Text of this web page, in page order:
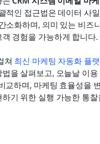
적인 접근법은 데이터 사
소화하며, 의미 있는 비즈
경험을 가능하게 합니다.
쳐 최신 마케팅 자동화 플
을 살펴보고, 오늘날 이
교하며, 마케팅 효율성을
기 위한 실행 가능한 통